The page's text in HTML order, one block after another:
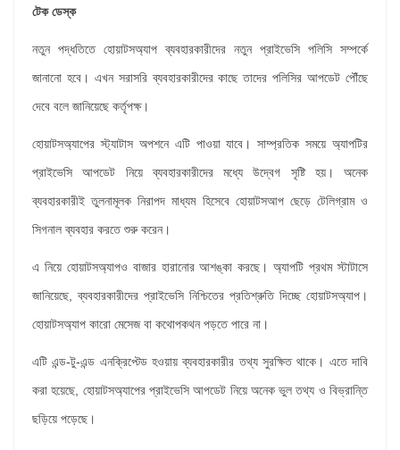
টেক ডেস্ক
নতুন পদ্ধতিতে হোয়াটসঅ্যাপ ব্যবহারকারীদের নতুন প্রাইভেসি পলিসি সম্পর্কে
জানানো হবে। এখন সরাসরি ব্যবহারকারীদের কাছে তাদের পলিসির আপডেট পৌঁছে
দেবে বলে জানিয়েছে কর্তৃপক্ষ।
হোয়াটসঅ্যাপের স্ট্যাটাস অপশনে এটি পাওয়া যাবে। সাম্প্রতিক সময়ে অ্যাপটির
প্রাইভেসি আপডেট নিয়ে ব্যবহারকারীদের মধ্যে উদ্বেগ সৃষ্টি হয়। অনেক
ব্যবহারকারীই তুলনামূলক নিরাপদ মাধ্যম হিসেবে হোয়াটসআপ ছেড়ে টেলিগ্রাম ও
সিগনাল ব্যবহার করতে শুরু করেন।
এ নিয়ে হোয়াটসঅ্যাপও বাজার হারানোর আশঙ্কা করছে। অ্যাপটি প্রথম স্টাটাসে
জানিয়েছে, ব্যবহারকারীদের প্রাইভেসি নিশ্চিতের প্রতিশ্রুতি দিচ্ছে হোয়াটসঅ্যাপ।
হোয়াটসঅ্যাপ কারো মেসেজ বা কথোপকথন পড়তে পারে না।
এটি এন্ড-টু-এন্ড এনক্রিপ্টেড হওয়ায় ব্যবহারকারীর তথ্য সুরক্ষিত থাকে। এতে দাবি
করা হয়েছে, হোয়াটসঅ্যাপের প্রাইভেসি আপডেট নিয়ে অনেক ভুল তথ্য ও বিভ্রান্তি
ছড়িয়ে পড়েছে।